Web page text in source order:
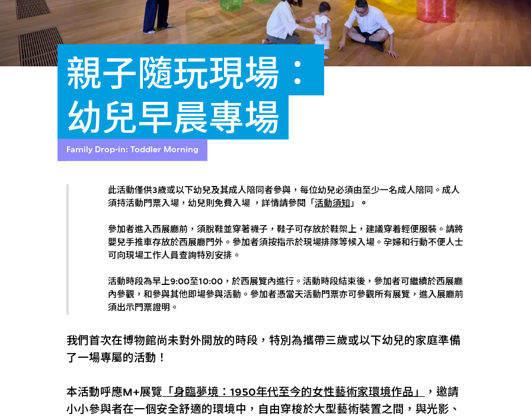
親子隨玩現場：
幼兒早晨專場
Family Drop-in: Toddler Morning
此活動僅供3歲或以下幼兒及其成人陪同者參與，每位幼兒必須由至少一名成人陪同。成人
須持活動門票入場，幼兒則免費入場 ，詳情請參閱「 活動須知」 。
參加者進入西展廳前，須脫鞋並穿著襪子，鞋子可存放於鞋架上，建議穿着輕便服裝。請將
嬰兒手推車存放於西展廳門外。參加者須按指示於現場排隊等候入場。孕婦和行動不便人士
可向現場工作人員查詢特別安排。
活動時段為早上9:00至10:00，於西展覽內進行。活動時段結束後，參加者可繼續於西展廳
內參觀，和參與其他即場參與活動。參加者憑當天活動門票亦可參觀所有展覽，進入展廳前
須出示門票證明。
我們首次在博物館尚未對外開放的時段，特別為攜帶三歲或以下幼兒的家庭準備
了一場專屬的活動！
本活動呼應M+展覽 「身臨夢境：1950年代至今的女性藝術家環境作品」
，邀請
小小參與者在一個安全舒適的環境中，自由穿梭於大型藝術裝置之間，與光影、